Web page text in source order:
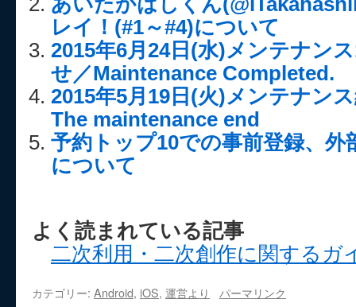
レイ！(#1～#4)について
2015年6月24日(水)メンテナン
せ／Maintenance Completed.
2015年5月19日(火)メンテナン
The maintenance end
予約トップ10での事前登録、外
について
よく読まれている記事
二次利用・二次創作に関するガ
カテゴリー: Android, iOS, 運営より
パーマリンク